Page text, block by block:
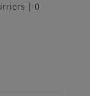
| 0